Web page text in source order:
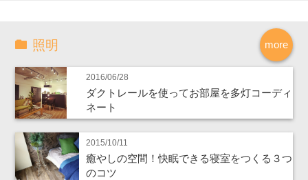
more
照明
2016/06/28
ダクトレールを使ってお部屋を多灯コーディ
ネート
2015/10/11
癒やしの空間！快眠できる寝室をつくる３つ
のコツ